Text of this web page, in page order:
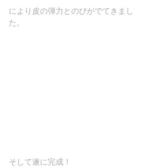
により皮の弾力とのびがでてきまし
た。
そして遂に完成！